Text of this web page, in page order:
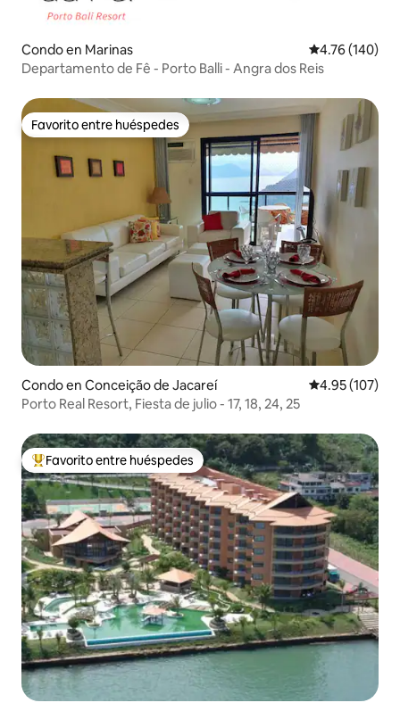
Condo en Marinas Calificación
4.76 (140)
Departamento de Fê - Porto Balli - Angra dos Reis
Favorito entre huéspedes
Favorito entre huéspedes
Condo en Conceição de Jacareí Calificación
4.95 (107)
Porto Real Resort, Fiesta de julio - 17, 18, 24, 25
Favorito entre huéspedes preferido
Favorito entre huéspedes